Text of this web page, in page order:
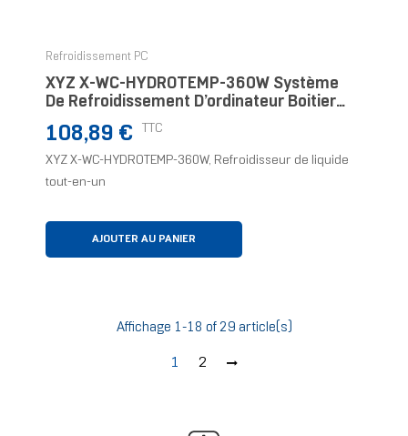
Refroidissement PC
XYZ X-WC-HYDROTEMP-360W Système
De Refroidissement D’ordinateur Boitier
PC Refroidisseur De Liquide Tout-En-Un
Prix
108,89 € TTC
XYZ X-WC-HYDROTEMP-360W, Refroidisseur de liquide
tout-en-un
AJOUTER AU PANIER
Affichage 1-18 of 29 article(s)
1 2